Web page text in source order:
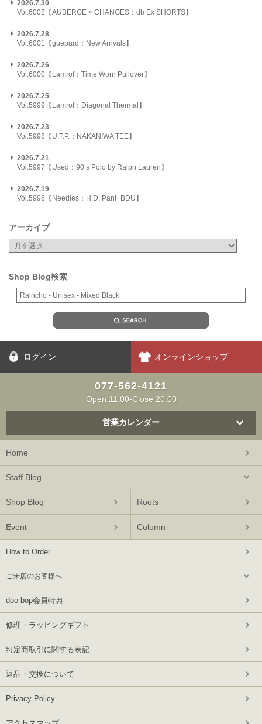
2026.7.30
Vol.6002【AUBERGE × CHANGES：db Ex SHORTS】
2026.7.28
Vol.6001【guepard：New Arrivals】
2026.7.26
Vol.6000【Lamrof：Time Worn Pullover】
2026.7.25
Vol.5999【Lamrof：Diagonal Thermal】
2026.7.23
Vol.5998【U.T.P.：NAKANIWA TEE】
2026.7.21
Vol.5997【Used：90’s Polo by Ralph Lauren】
2026.7.19
Vol.5996【Needles：H.D. Pant_BDU】
アーカイブ
Shop Blog検索
ログイン オンラインショップ
077-562-4121
Open:11:00-Close 20:00
営業カレンダー
Home
Staff Blog
Shop Blog Roots
Event Column
How to Order
ご来店のお客様へ
doo-bop会員特典
修理・ラッピングギフト
特定商取引に関する表記
返品・交換について
Privacy Policy